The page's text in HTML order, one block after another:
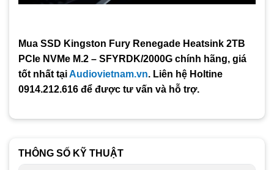
Mua SSD Kingston Fury Renegade Heatsink 2TB
PCIe NVMe M.2 – SFYRDK/2000G chính hãng, giá
tốt nhất tạiAudiovietnam.vn. Liên hệ Holtine
0914.212.616 để được tư vấn và hỗ trợ.
THÔNG SỐ KỸ THUẬT